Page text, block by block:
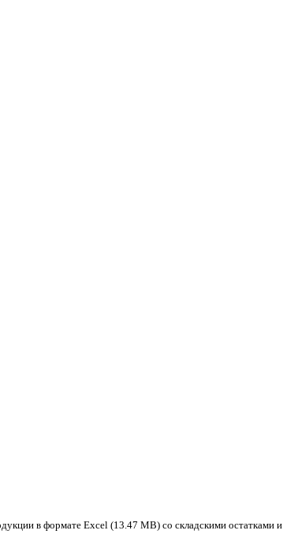
в формате Excel (13.47 MB) со складскими